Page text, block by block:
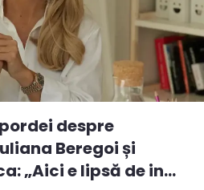
despre
Beregoi și
„Aici e lipsă de in...